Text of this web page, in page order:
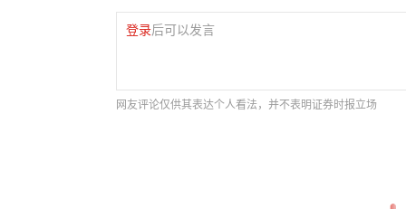
登录后可以发言
网友评论仅供其表达个人看法，并不表明证券时报立场